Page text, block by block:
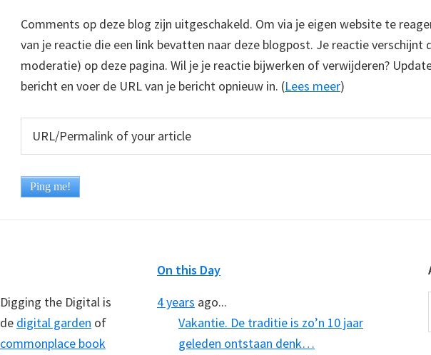
Comments op deze blog zijn uitgeschakeld. Om via je eigen website te
van je reactie die een link bevatten naar deze blogpost. Je reactie verschijnt
moderatie) op deze pagina. Wil je je reactie bijwerken of verwijderen?
bericht en voer de URL van je bericht opnieuw in. (Lees meer)
Digging the Digital is
de digital garden of
commonplace book
On this Day
4 years ago...
Vakantie. De traditie is zo’n 10 jaar
geleden ontstaan denk…